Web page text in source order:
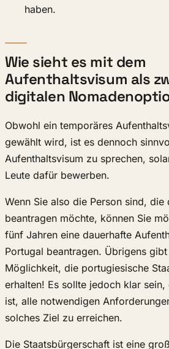
haben.
Wie sieht es mit dem
Aufenthaltsvisum als
digitalen
Obwohl ein temporäres
gewählt wird, ist es dennoch
Aufenthaltsvisum zu sprechen,
Leute dafür bewerben.
Wenn Sie also die Person sind, die
beantragen möchte, können Sie
fünf Jahren eine dauerhafte
Portugal beantragen. Übrigens
Möglichkeit, die portugiesische
erhalten! Es sollte jedoch klar sein,
ist, alle notwendigen
solches Ziel zu erreichen.
Die Staatsbürgerschaft ist eine